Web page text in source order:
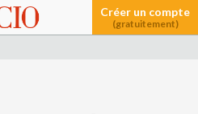
Créer un compte
(gratuitement)